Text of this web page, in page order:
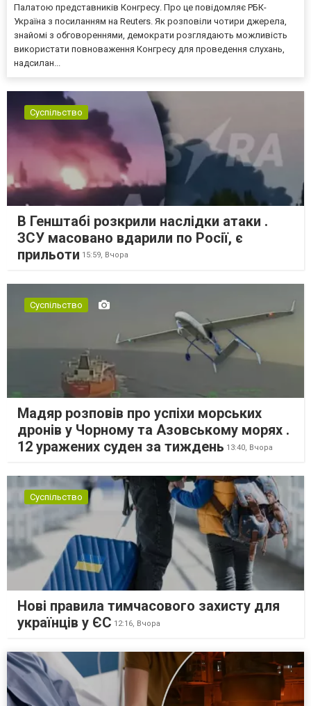
Палатою представників Конгресу. Про це повідомляє РБК-
Україна з посиланням на Reuters. Як розповіли чотири джерела,
знайомі з обговореннями, демократи розглядають можливість
використати повноваження Конгресу для проведення слухань,
надсилан...
Суспільство
В Генштабі розкрили наслідки атаки .
ЗСУ масовано вдарили по Росії, є
прильоти 15:59, Вчора
Суспільство
Мадяр розповів про успіхи морських
дронів у Чорному та Азовському морях .
12 уражених суден за тиждень 13:40, Вчора
Суспільство
Нові правила тимчасового захисту для
українців у ЄС 12:16, Вчора